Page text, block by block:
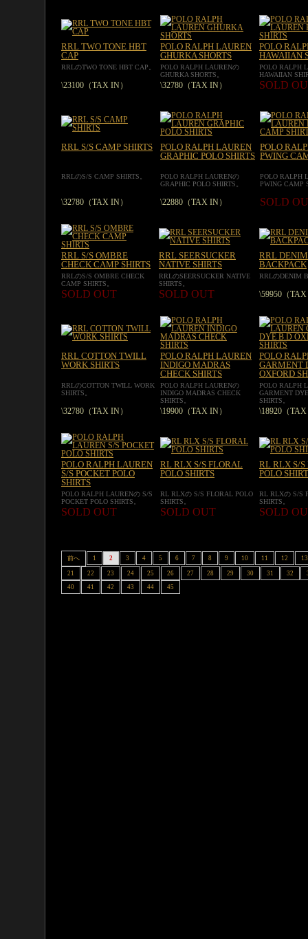
RRL TWO TONE HBT
CAP
POLO RALPH LAUREN
GHURKA SHORTS
POLO
HAWAIIAN
RRLのTWO TONE HBT CAP。
POLO RALPH LAURENの
GHURKA SHORTS。
POLO RALPH
HAWAIIAN
\23100（TAX IN） \32780（TAX IN） SOLD
RRL S/S CAMP SHIRTS
POLO RALPH LAUREN
GRAPHIC POLO SHIRTS
POLO
PWING
RRLのS/S CAMP SHIRTS。
POLO RALPH LAURENの
GRAPHIC POLO SHIRTS。
POLO RALPH
PWING CAMP
\32780（TAX IN） \22880（TAX IN） SOLD
RRL S/S OMBRE
CHECK CAMP SHIRTS
RRL SEERSUCKER
NATIVE SHIRTS
RRL DENIM
BACKPACK
RRLのS/S OMBRE CHECK
CAMP SHIRTS。
RRLのSEERSUCKER NATIVE
SHIRTS。
RRLのDENIM
SOLD OUT SOLD OUT \59950（
RRL COTTON TWILL
WORK SHIRTS
POLO RALPH LAUREN
INDIGO MADRAS
CHECK SHIRTS
POLO
GARMENT
OXFORD
RRLのCOTTON TWILL WORK
SHIRTS。
POLO RALPH LAURENの
INDIGO MADRAS CHECK
SHIRTS。
POLO RALPH
GARMENT
SHIRTS。
\32780（TAX IN） \19900（TAX IN） \18920（
POLO RALPH LAUREN
S/S POCKET POLO
SHIRTS
RL RLX S/S FLORAL
POLO SHIRTS
RL RLX S/S
POLO
POLO RALPH LAURENの S/S
POCKET POLO SHIRTS。
RL RLXの S/S FLORAL POLO
SHIRTS。
RL RLXの S/S
SHIRTS。
SOLD OUT SOLD OUT SOLD
前へ 1 2 3 4 5 6 7 8 9 10 11 12 13
21 22 23 24 25 26 27 28 29 30 31 32
40
41 42 43 44 45